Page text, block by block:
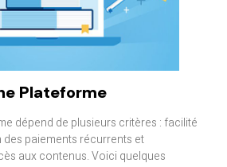
Plateforme
dépend de plusieurs critères : facilité
des paiements récurrents et
aux contenus. Voici quelques